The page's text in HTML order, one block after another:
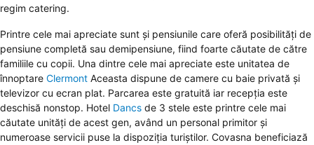
regim catering.
Printre cele mai apreciate sunt și pensiunile care oferă posibilități de
pensiune completă sau demipensiune, fiind foarte căutate de către
familiile cu copii. Una dintre cele mai apreciate este unitatea de
înnoptare Clermont Aceasta dispune de camere cu baie privată și
televizor cu ecran plat. Parcarea este gratuită iar recepția este
deschisă nonstop. Hotel Dancs de 3 stele este printre cele mai
căutate unități de acest gen, având un personal primitor și
numeroase servicii puse la dispoziția turiștilor. Covasna beneficiază